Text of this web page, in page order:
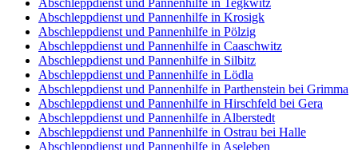
Abschleppdienst und Pannenhilfe in Tegkwitz
Abschleppdienst und Pannenhilfe in Krosigk
Abschleppdienst und Pannenhilfe in Pölzig
Abschleppdienst und Pannenhilfe in Caaschwitz
Abschleppdienst und Pannenhilfe in Silbitz
Abschleppdienst und Pannenhilfe in Lödla
Abschleppdienst und Pannenhilfe in Parthenstein bei Grimma
Abschleppdienst und Pannenhilfe in Hirschfeld bei Gera
Abschleppdienst und Pannenhilfe in Alberstedt
Abschleppdienst und Pannenhilfe in Ostrau bei Halle
Abschleppdienst und Pannenhilfe in Aseleben